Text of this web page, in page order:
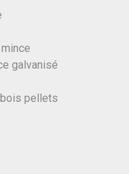
galvanisé
pellets